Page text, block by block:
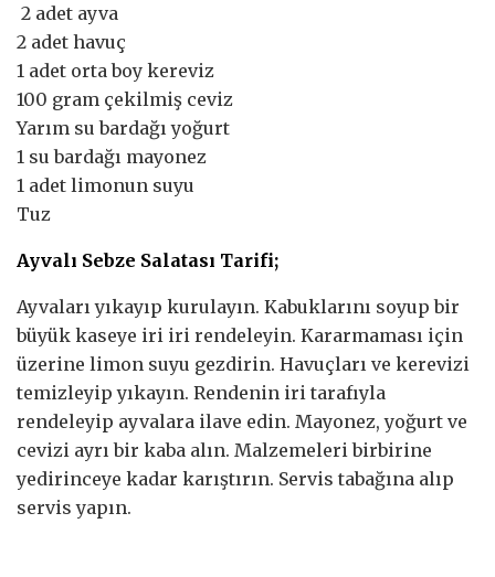
2 adet ayva
2 adet havuç
1 adet orta boy kereviz
100 gram çekilmiş ceviz
Yarım su bardağı yoğurt
1 su bardağı mayonez
1 adet limonun suyu
Tuz
Ayvalı Sebze Salatası Tarifi;
Ayvaları yıkayıp kurulayın. Kabuklarını soyup bir
büyük kaseye iri iri rendeleyin. Kararmaması için
üzerine limon suyu gezdirin. Havuçları ve kerevizi
temizleyip yıkayın. Rendenin iri tarafıyla
rendeleyip ayvalara ilave edin. Mayonez, yoğurt ve
cevizi ayrı bir kaba alın. Malzemeleri birbirine
yedirinceye kadar karıştırın. Servis tabağına alıp
servis yapın.